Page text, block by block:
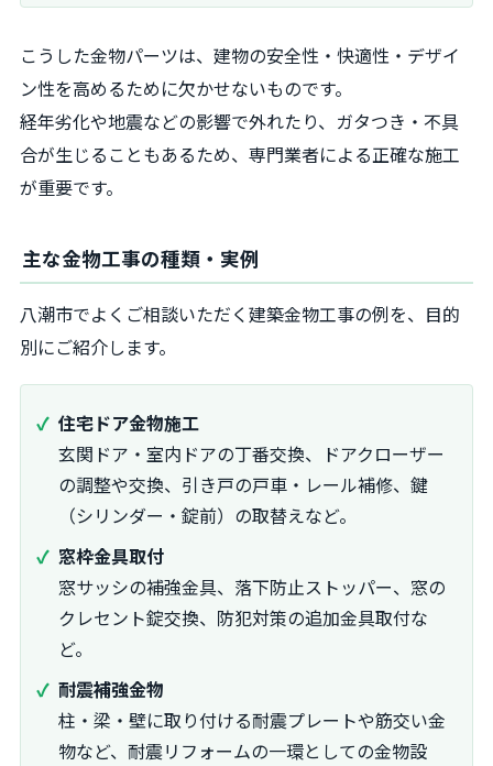
こうした金物パーツは、建物の安全性・快適性・デザイ
ン性を高めるために欠かせないものです。
経年劣化や地震などの影響で外れたり、ガタつき・不具
合が生じることもあるため、専門業者による正確な施工
が重要です。
主な金物工事の種類・実例
八潮市でよくご相談いただく建築金物工事の例を、目的
別にご紹介します。
住宅ドア金物施工
玄関ドア・室内ドアの丁番交換、ドアクローザー
の調整や交換、引き戸の戸車・レール補修、鍵
（シリンダー・錠前）の取替えなど。
窓枠金具取付
窓サッシの補強金具、落下防止ストッパー、窓の
クレセント錠交換、防犯対策の追加金具取付な
ど。
耐震補強金物
柱・梁・壁に取り付ける耐震プレートや筋交い金
物など、耐震リフォームの一環としての金物設